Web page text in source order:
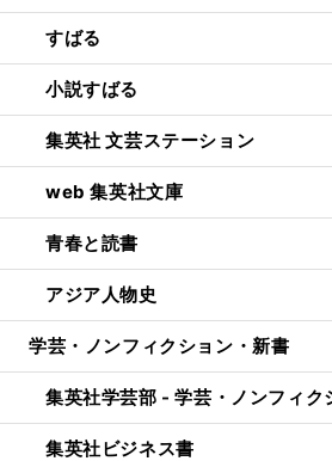
すばる
小説すばる
集英社 文芸ステーション
web 集英社文庫
青春と読書
アジア人物史
学芸・ノンフィクション・新書
集英社学芸部 - 学芸・ノンフィク
集英社ビジネス書